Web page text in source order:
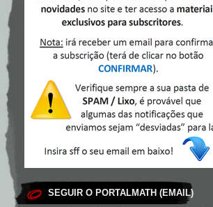
SEGUIR O PORTALMATH (EMAIL)